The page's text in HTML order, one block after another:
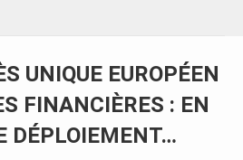
UNIQUE EUROPÉEN
FINANCIÈRES : EN
DÉPLOIEMENT…